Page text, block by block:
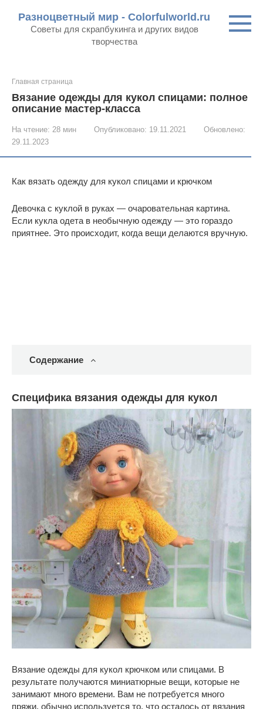
контенту
Разноцветный мир - Colorfulworld.ru
Советы для скрапбукинга и других видов
творчества
Главная страница
Вязание одежды для кукол спицами: полное
описание мастер-класса
На чтение: 28 мин Опубликовано: 19.11.2021
Обновлено:
29.11.2023
Как вязать одежду для кукол спицами и крючком
Девочка с куклой в руках — очаровательная картина.
Если кукла одета в необычную одежду — это гораздо
приятнее. Это происходит, когда вещи делаются вручную.
Содержание
Специфика вязания одежды для кукол
Вязание одежды для кукол крючком или спицами. В
результате получаются миниатюрные вещи, которые не
занимают много времени. Вам не потребуется много
пряжи, обычно используется то, что осталось от вязания